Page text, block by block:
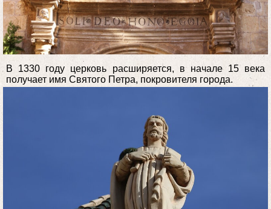
В 1330 году церковь расширяется, в начале 15 века
получает имя Святого Петра, покровителя города.